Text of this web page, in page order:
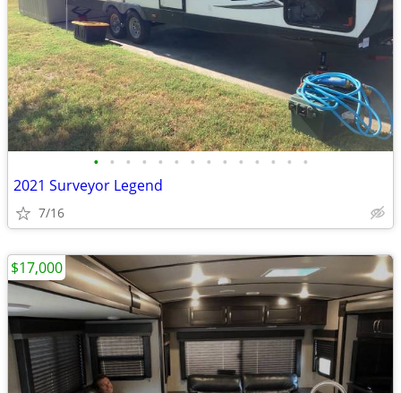
• • • • • • • • • • • • • •
2021 Surveyor Legend
7/16
$17,000